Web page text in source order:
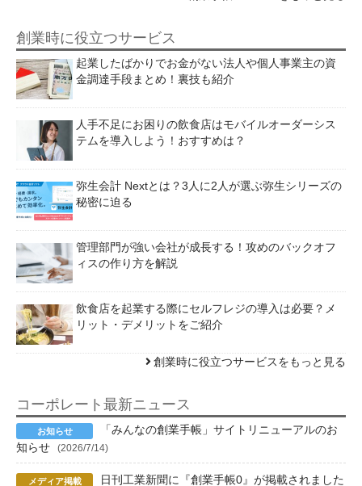
創業時に役立つサービス
起業したばかりでお金がない法人や個人事業主の資
金調達手段まとめ！裏技も紹介
人手不足にお困りの飲食店はモバイルオーダーシス
テムを導入しよう！おすすめは？
弥生会計 Nextとは？3人に2人が選ぶ弥生シリーズの
秘密に迫る
管理部門が強い会社が成長する！攻めのバックオフ
ィスの作り方を解説
飲食店を起業する際にセルフレジの導入は必要？メ
リット・デメリットをご紹介
創業時に役立つサービスをもっと見る
コーポレート最新ニュース
「みんなの創業手帳」サイトリニューアルのお
知らせ
(2026/7/14)
日刊工業新聞に『創業手帳0』が掲載されました